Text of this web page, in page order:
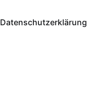
Datenschutzerklärung